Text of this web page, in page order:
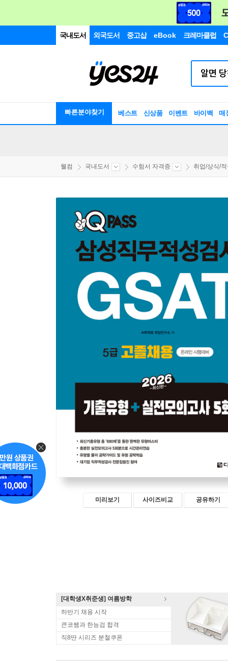
국내도서 외국도서 중고샵 eBook 크레마클럽
빠른분야찾기 베스트 신상품 이벤트 바이백 매
웰컴 국내도서 수험서 자격증 취업/상식/적
미리보기 사이즈비교 공유하기
[대학생X취준생] 여름방학
하반기 채용 시작
큰코쌤과 한능검 합격
직8딴 시리즈 분철쿠폰